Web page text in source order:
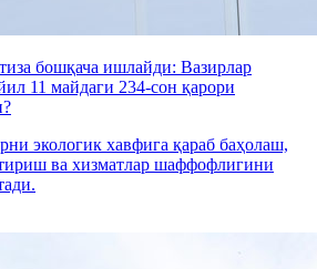
бошқача ишлайди: Вазирлар
11 майдаги 234-сон қарори
экологик хавфига қараб баҳолаш,
ва хизматлар шаффофлигини